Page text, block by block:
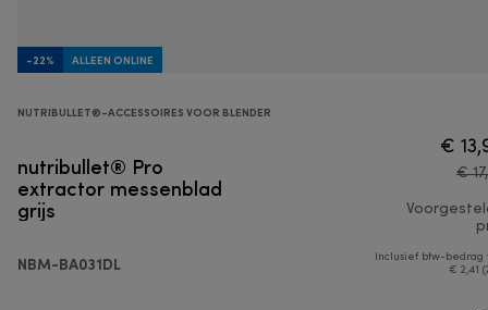
-22% ALLEEN ONLINE
NUTRIBULLET®-ACCESSOIRES VOOR BLENDER
nutribullet® Pro
extractor messenblad
grijs
NBM-BA031DL
€
€
Inclusief btw-bedrag
€ 2,41